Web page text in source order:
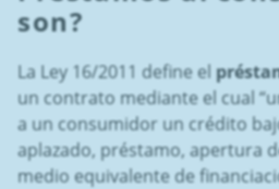
son?
La Ley 16/2011 define el
un contrato mediante el cual
a un consumidor un crédito
aplazado, préstamo, apertura
medio equivalente de